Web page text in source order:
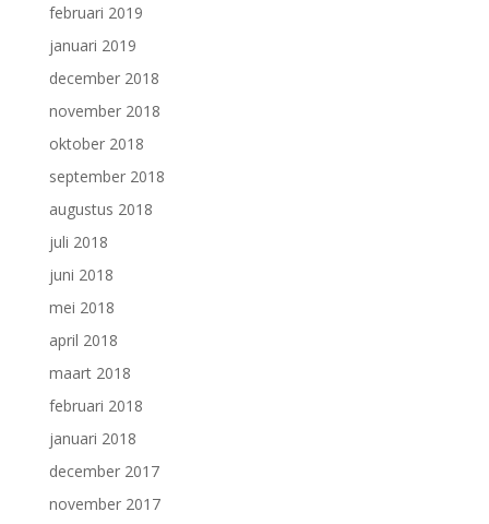
februari 2019
januari 2019
december 2018
november 2018
oktober 2018
september 2018
augustus 2018
juli 2018
juni 2018
mei 2018
april 2018
maart 2018
februari 2018
januari 2018
december 2017
november 2017